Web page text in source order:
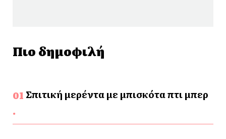
Πιο δημοφιλή
Σπιτική μερέντα με μπισκότα πτι μπερ